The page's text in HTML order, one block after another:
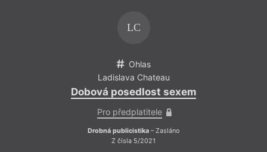
LC
Ohlas
Ladislava Chateau
Dobová posedlost sexem
Pro předplatitele
Drobná publicistika – Zasláno
Z čísla 5/2021